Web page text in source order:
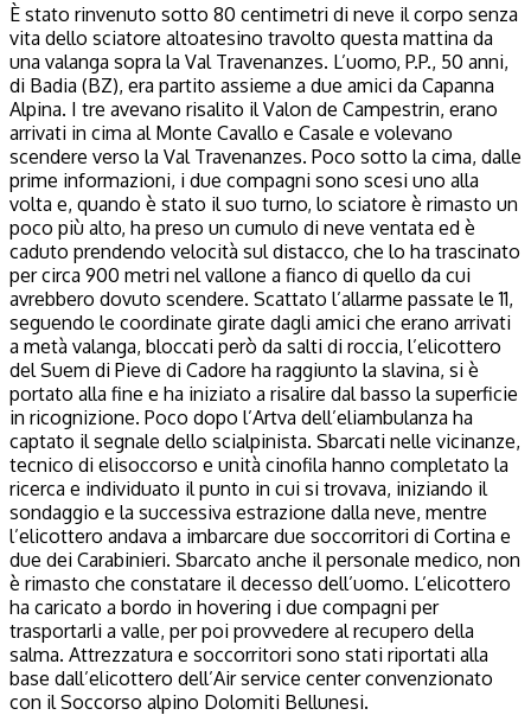
È stato rinvenuto sotto 80 centimetri di neve il corpo senza
vita dello sciatore altoatesino travolto questa mattina da
una valanga sopra la Val Travenanzes. L’uomo, P.P., 50 anni,
di Badia (BZ), era partito assieme a due amici da Capanna
Alpina. I tre avevano risalito il Valon de Campestrin, erano
arrivati in cima al Monte Cavallo e Casale e volevano
scendere verso la Val Travenanzes. Poco sotto la cima, dalle
prime informazioni, i due compagni sono scesi uno alla
volta e, quando è stato il suo turno, lo sciatore è rimasto un
poco più alto, ha preso un cumulo di neve ventata ed è
caduto prendendo velocità sul distacco, che lo ha trascinato
per circa 900 metri nel vallone a fianco di quello da cui
avrebbero dovuto scendere. Scattato l’allarme passate le 11,
seguendo le coordinate girate dagli amici che erano arrivati
a metà valanga, bloccati però da salti di roccia, l’elicottero
del Suem di Pieve di Cadore ha raggiunto la slavina, si è
portato alla fine e ha iniziato a risalire dal basso la superficie
in ricognizione. Poco dopo l’Artva dell’eliambulanza ha
captato il segnale dello scialpinista. Sbarcati nelle vicinanze,
tecnico di elisoccorso e unità cinofila hanno completato la
ricerca e individuato il punto in cui si trovava, iniziando il
sondaggio e la successiva estrazione dalla neve, mentre
l’elicottero andava a imbarcare due soccorritori di Cortina e
due dei Carabinieri. Sbarcato anche il personale medico, non
è rimasto che constatare il decesso dell’uomo. L’elicottero
ha caricato a bordo in hovering i due compagni per
trasportarli a valle, per poi provvedere al recupero della
salma. Attrezzatura e soccorritori sono stati riportati alla
base dall’elicottero dell’Air service center convenzionato
con il Soccorso alpino Dolomiti Bellunesi.